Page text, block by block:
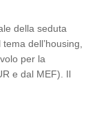
della seduta
dell’housing,
per la
e dal MEF). Il